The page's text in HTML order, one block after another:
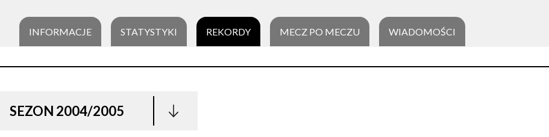
INFORMACJE STATYSTYKI REKORDY MECZ PO MECZU WIADOMOŚCI
SEZON 2004/2005